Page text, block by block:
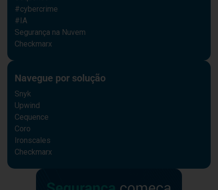
#cybercrime
#IA
Segurança na Nuvem
Checkmarx
Navegue por solução
Snyk
Upwind
Cequence
Coro
Ironscales
Checkmarx